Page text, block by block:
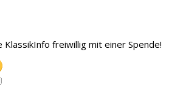
KlassikInfo freiwillig mit einer Spende!